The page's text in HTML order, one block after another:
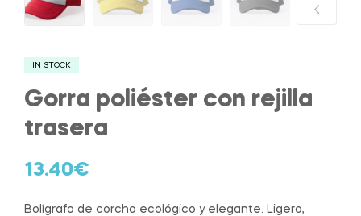
IN STOCK
Gorra poliéster con rejilla
trasera
13.40€
Bolígrafo de corcho ecológico y elegante. Ligero,